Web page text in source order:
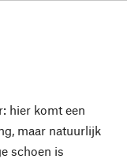
hier komt een
maar natuurlijk
schoen is